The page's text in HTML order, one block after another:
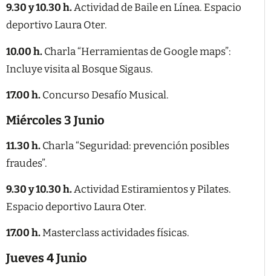
9.30 y 10.30 h.Actividad de Baile en Línea. Espacio
deportivo Laura Oter.
10.00 h.Charla “Herramientas de Google maps”:
Incluye visita al Bosque Sigaus.
17.00 h.Concurso Desafío Musical.
Miércoles 3 Junio
11.30 h.Charla “Seguridad: prevención posibles
fraudes”.
9.30 y 10.30 h.Actividad Estiramientos y Pilates.
Espacio deportivo Laura Oter.
17.00 h.Masterclass actividades físicas.
Jueves 4 Junio